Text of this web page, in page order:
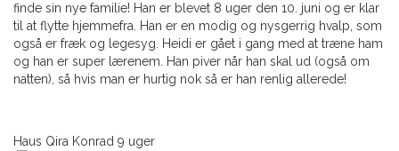
finde sin nye familie! Han er blevet 8 uger den 10. juni og er klar
til at flytte hjemmefra. Han er en modig og nysgerrig hvalp, som
også er fræk og legesyg. Heidi er gået i gang med at træne ham
og han er super lærenem. Han piver når han skal ud (også om
natten), så hvis man er hurtig nok så er han renlig allerede!
Haus Qira Konrad 9 uger